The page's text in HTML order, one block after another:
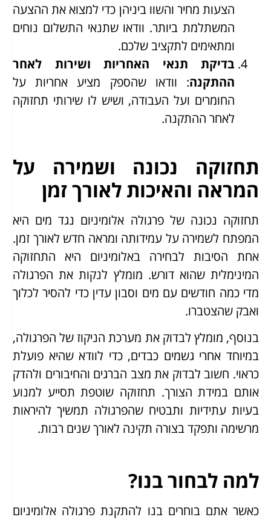
הצעות מחיר והשוו ביניהן כדי למצוא את ההצעה
המשתלמת ביותר. וודאו שתנאי התשלום נוחים
ומתאימים לתקציב שלכם.
בדיקת תנאי האחריות ושירות לאחר
ההתקנה: וודאו שהספק מציע אחריות על
החומרים ועל העבודה, ושיש לו שירותי תחזוקה
לאחר ההתקנה.
תחזוקה נכונה ושמירה על
המראה והאיכות לאורך זמן
תחזוקה נכונה של פרגולה אלומיניום נגד מים היא
המפתח לשמירה על עמידותה ומראה חדש לאורך זמן.
אחת הסיבות לבחירה באלומיניום היא התחזוקה
המינימלית שהוא דורש. מומלץ לנקות את הפרגולה
מדי כמה חודשים עם מים וסבון עדין כדי להסיר לכלוך
ואבק שהצטברו.
בנוסף, מומלץ לבדוק את מערכת הניקוז של הפרגולה,
במיוחד אחרי גשמים כבדים, כדי לוודא שהיא פועלת
כראוי. חשוב לבדוק את מצב הברגים והחיבורים ולהדק
אותם במידת הצורך. תחזוקה שוטפת תסייע למנוע
בעיות עתידיות ותבטיח שהפרגולה תמשיך להיראות
מרשימה ותפקד בצורה תקינה לאורך שנים רבות.
למה לבחור בנו?
כאשר אתם בוחרים בנו להתקנת פרגולה אלומיניום